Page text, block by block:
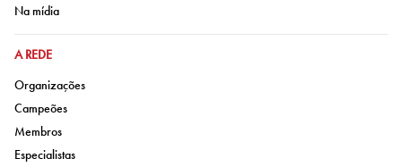
Ir para:
Na mídia
IR PARA:
A REDE
Ir para:
Organizações
Ir para:
Campeões
Ir para:
Membros
Ir para:
Especialistas